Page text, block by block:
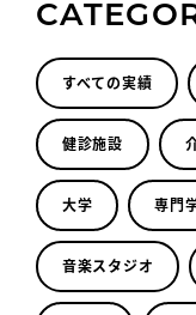
すべての実績
健診施設
大学 専門
音楽スタジオ